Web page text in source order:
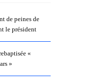
de peines de
le président
«
»